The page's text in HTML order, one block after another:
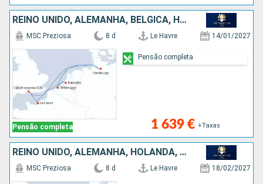
REINO UNIDO, ALEMANHA, BÉLGICA, HOLANDA, FRANÇA
Pensão completa
MSC Preziosa 8 d Le Havre 14/01/2027
1 639 € +Taxas
Pensão completa
REINO UNIDO, ALEMANHA, HOLANDA, FRANÇA
MSC Preziosa 8 d Le Havre 18/02/2027